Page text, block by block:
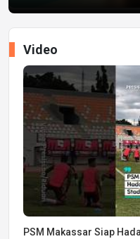
Video
PSM Makassar Siap